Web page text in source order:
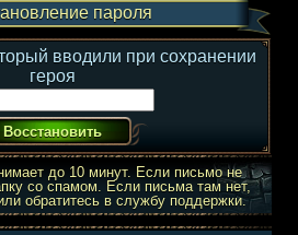
пароля
вводили при сохранении
героя
до 10 минут. Если письмо не
со спамом. Если письма там нет,
обратитесь в службу поддержки.